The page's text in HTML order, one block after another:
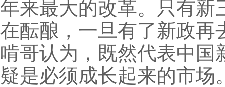
年来最大的改革。只有新
在酝酿，一旦有了新政再
啃哥认为，既然代表中
疑是必须成长起来的市